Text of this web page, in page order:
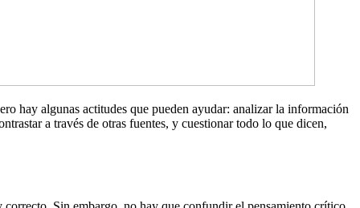
hay algunas actitudes que pueden ayudar: analizar la información
a través de otras fuentes, y cuestionar todo lo que dicen,